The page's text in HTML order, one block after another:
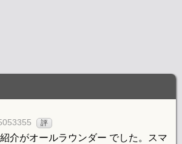
評
介がオールラウンダー でした。スマ